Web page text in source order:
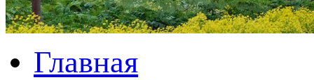
Главная